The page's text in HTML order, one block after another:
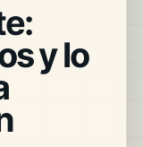
y lo